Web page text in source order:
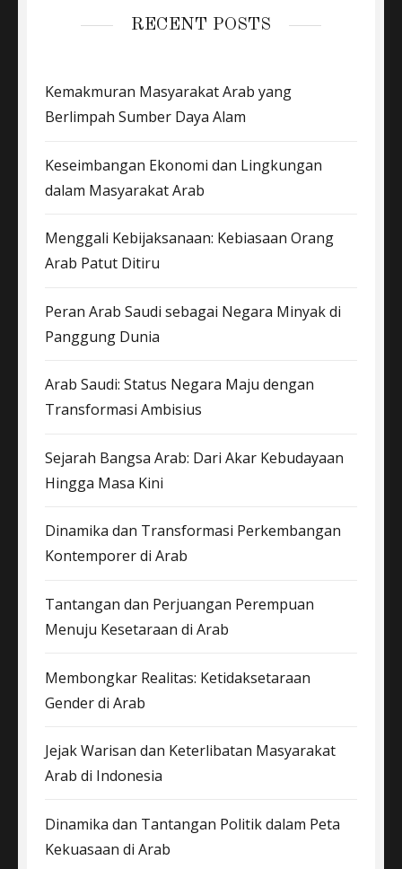
RECENT POSTS
Kemakmuran Masyarakat Arab yang
Berlimpah Sumber Daya Alam
Keseimbangan Ekonomi dan Lingkungan
dalam Masyarakat Arab
Menggali Kebijaksanaan: Kebiasaan Orang
Arab Patut Ditiru
Peran Arab Saudi sebagai Negara Minyak di
Panggung Dunia
Arab Saudi: Status Negara Maju dengan
Transformasi Ambisius
Sejarah Bangsa Arab: Dari Akar Kebudayaan
Hingga Masa Kini
Dinamika dan Transformasi Perkembangan
Kontemporer di Arab
Tantangan dan Perjuangan Perempuan
Menuju Kesetaraan di Arab
Membongkar Realitas: Ketidaksetaraan
Gender di Arab
Jejak Warisan dan Keterlibatan Masyarakat
Arab di Indonesia
Dinamika dan Tantangan Politik dalam Peta
Kekuasaan di Arab